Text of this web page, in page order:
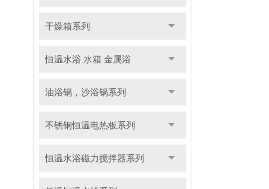
干燥箱系列
恒温水浴 水箱 金属浴
油浴锅，沙浴锅系列
不锈钢恒温电热板系列
恒温水浴磁力搅拌器系列